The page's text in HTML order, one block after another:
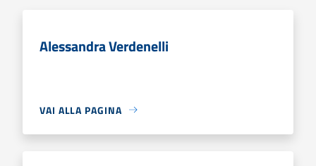
Alessandra Verdenelli
VAI ALLA PAGINA